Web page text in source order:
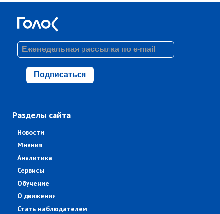
Подписаться
Разделы сайта
Новости
Мнения
Аналитика
Сервисы
Обучение
О движении
Стать наблюдателем